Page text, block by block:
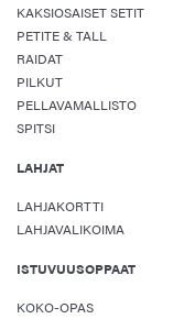
KAKSIOSAISET SETIT
PETITE & TALL
RAIDAT
PILKUT
PELLAVAMALLISTO
SPITSI
LAHJAT
LAHJAKORTTI
LAHJAVALIKOIMA
ISTUVUUSOPPAAT
KOKO-OPAS